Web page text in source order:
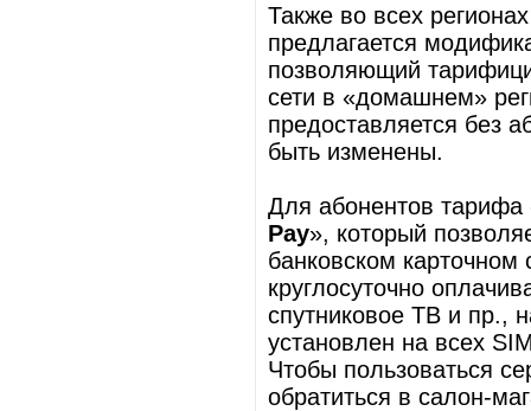
Также во всех
предлагается
позволяющий
сети в «домашнем»
предоставляется без
быть изменены.
Для абонентов тарифа
Pay», который
банковском
круглосуточно
спутниковое ТВ и пр.,
установлен на всех
Чтобы пользоваться
обратиться в салон-